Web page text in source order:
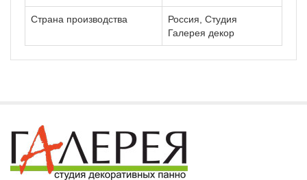
Страна производства
Россия, Студия
Галерея декор